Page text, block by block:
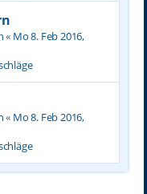
« Mo 8. Feb 2016,
« Mo 8. Feb 2016,